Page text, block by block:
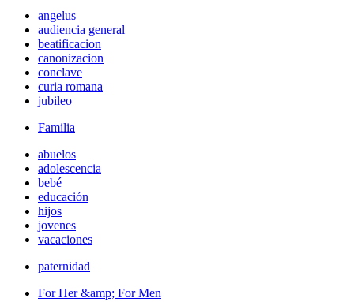
angelus
audiencia general
beatificacion
canonizacion
conclave
curia romana
jubileo
Familia
abuelos
adolescencia
bebé
educación
hijos
jovenes
vacaciones
paternidad
For Her &amp; For Men